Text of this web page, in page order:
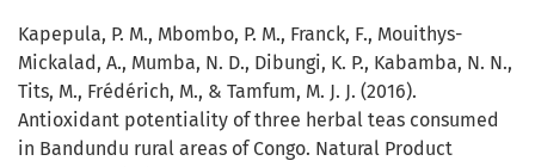
Kapepula, P. M., Mbombo, P. M., Franck, F., Mouithys-
Mickalad, A., Mumba, N. D., Dibungi, K. P., Kabamba, N. N.,
Tits, M., Frédérich, M., & Tamfum, M. J. J. (2016).
Antioxidant potentiality of three herbal teas consumed
in Bandundu rural areas of Congo. Natural Product